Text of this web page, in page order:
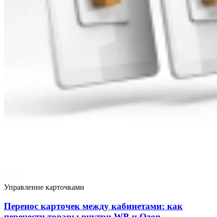
Управление карточками
Перенос карточек между кабинетами: как